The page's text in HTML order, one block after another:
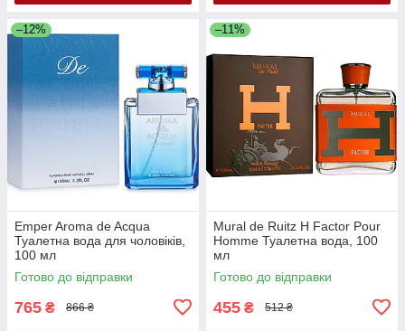
–12%
Emper Aroma de Acqua
Туалетна вода для чоловіків,
100 мл
Готово до відправки
765 ₴ 866 ₴
–11%
Mural de Ruitz H Factor Pour
Homme Туалетна вода, 100
мл
Готово до відправки
455 ₴ 512 ₴